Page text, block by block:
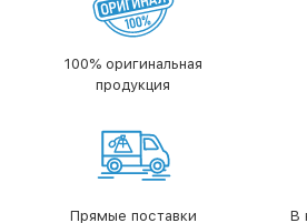
100% оригинальная
продукция
Прямые поставки
В